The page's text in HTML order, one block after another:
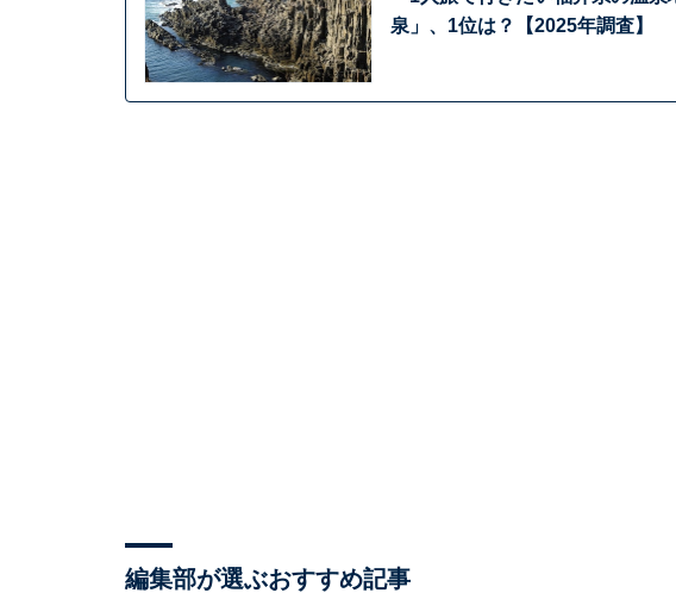
泉」、1位は？【2025年調査】
編集部が選ぶおすすめ記事